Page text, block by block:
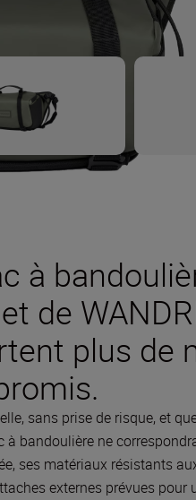
à
de
plus de
sans prise de risque, et
à bandoulière ne
ses matériaux résistants
externes prévues pour